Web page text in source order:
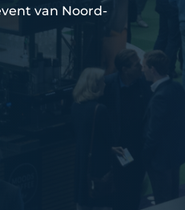
van Noord-